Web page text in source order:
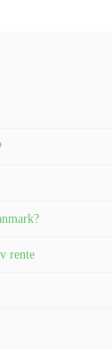
rente